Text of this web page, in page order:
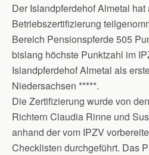
Der Islandpferdehof Almetal hat
Betriebszertifizierung
Bereich Pensionspferde 505
bislang höchste Punktzahl im
Islandpferdehof Almetal als
Niedersachsen *****.
Die Zertifizierung wurde von
Richtern Claudia Rinne und
anhand der vom IPZV
Checklisten durchgeführt. Das